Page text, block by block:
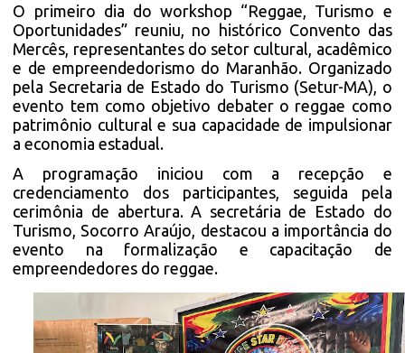
O primeiro dia do workshop “Reggae, Turismo e
Oportunidades” reuniu, no histórico Convento das
Mercês, representantes do setor cultural, acadêmico
e de empreendedorismo do Maranhão. Organizado
pela Secretaria de Estado do Turismo (Setur-MA), o
evento tem como objetivo debater o reggae como
patrimônio cultural e sua capacidade de impulsionar
a economia estadual.
A programação iniciou com a recepção e
credenciamento dos participantes, seguida pela
cerimônia de abertura. A secretária de Estado do
Turismo, Socorro Araújo, destacou a importância do
evento na formalização e capacitação de
empreendedores do reggae.